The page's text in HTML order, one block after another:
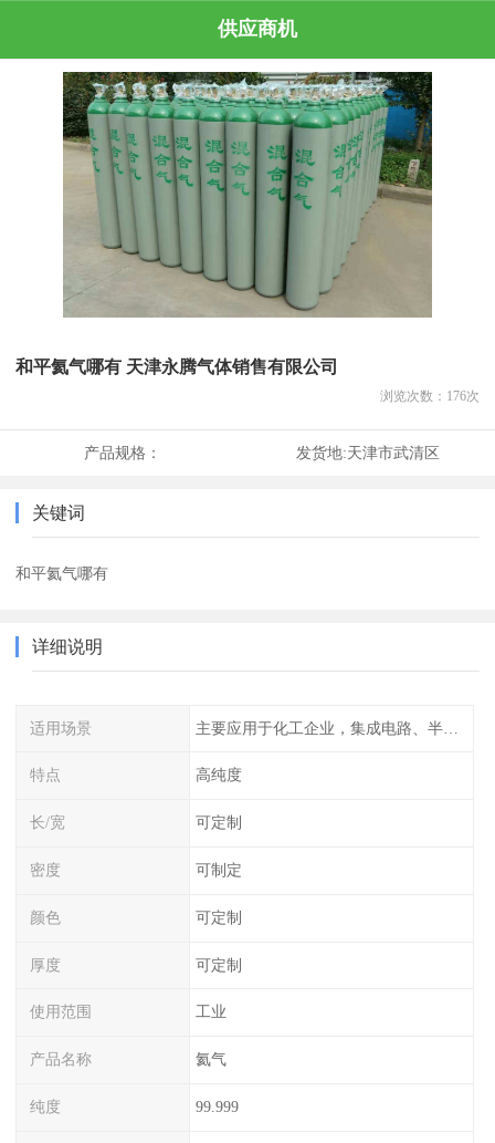
供应商机
和平氦气哪有 天津永腾气体销售有限公司
浏览次数： 176次
产品规格： 发货地:天津市武清区
关键词
和平氦气哪有
详细说明
适用场景 主要应用于化工企业，集成电路、半导体、光伏电池
特点 高纯度
长/宽 可定制
密度 可制定
颜色 可定制
厚度 可定制
使用范围 工业
产品名称 氦气
纯度 99.999